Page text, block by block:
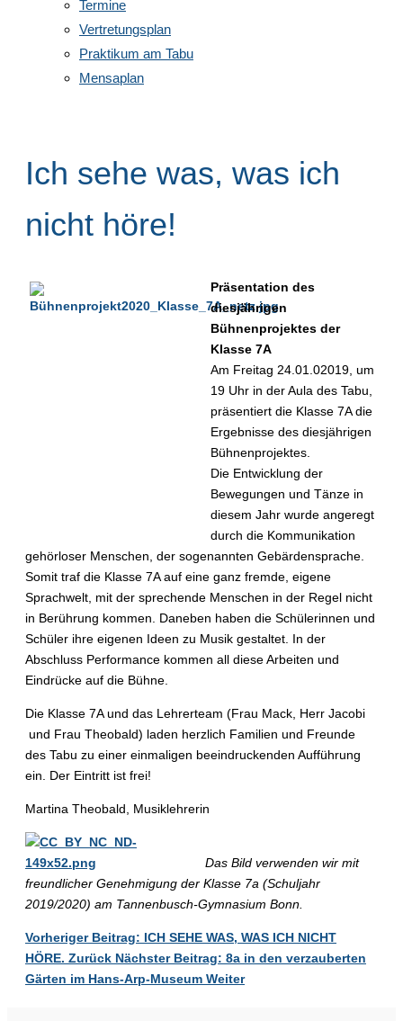
Termine
Vertretungsplan
Praktikum am Tabu
Mensaplan
Ich sehe was, was ich
nicht höre!
Präsentation des
diesjährigen
Bühnenprojektes der
Klasse 7A
Am Freitag 24.01.02019, um
19 Uhr in der Aula des Tabu,
präsentiert die Klasse 7A die
Ergebnisse des diesjährigen
Bühnenprojektes.
Die Entwicklung der
Bewegungen und Tänze in
diesem Jahr wurde angeregt
durch die Kommunikation
gehörloser Menschen, der sogenannten Gebärdensprache.
Somit traf die Klasse 7A auf eine ganz fremde, eigene
Sprachwelt, mit der sprechende Menschen in der Regel nicht
in Berührung kommen. Daneben haben die Schülerinnen und
Schüler ihre eigenen Ideen zu Musik gestaltet. In der
Abschluss Performance kommen all diese Arbeiten und
Eindrücke auf die Bühne.
Die Klasse 7A und das Lehrerteam (Frau Mack, Herr Jacobi
und Frau Theobald) laden herzlich Familien und Freunde
des Tabu zu einer einmaligen beeindruckenden Aufführung
ein. Der Eintritt ist frei!
Martina Theobald, Musiklehrerin
Das Bild verwenden wir mit
freundlicher Genehmigung der Klasse 7a (Schuljahr
2019/2020) am Tannenbusch-Gymnasium Bonn.
Vorheriger Beitrag: ICH SEHE WAS, WAS ICH NICHT
HÖRE. Zurück Nächster Beitrag: 8a in den verzauberten
Gärten im Hans-Arp-Museum Weiter